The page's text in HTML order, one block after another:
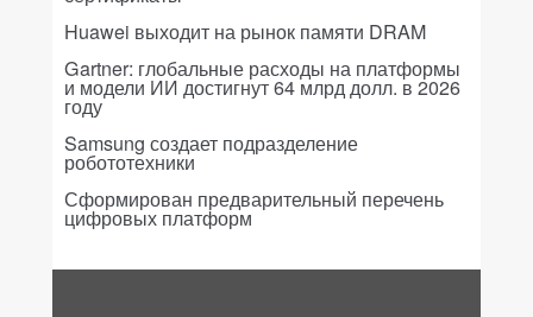
Huawei выходит на рынок памяти DRAM
Gartner: глобальные расходы на платформы
и модели ИИ достигнут 64 млрд долл. в 2026
году
Samsung создает подразделение
робототехники
Сформирован предварительный перечень
цифровых платформ